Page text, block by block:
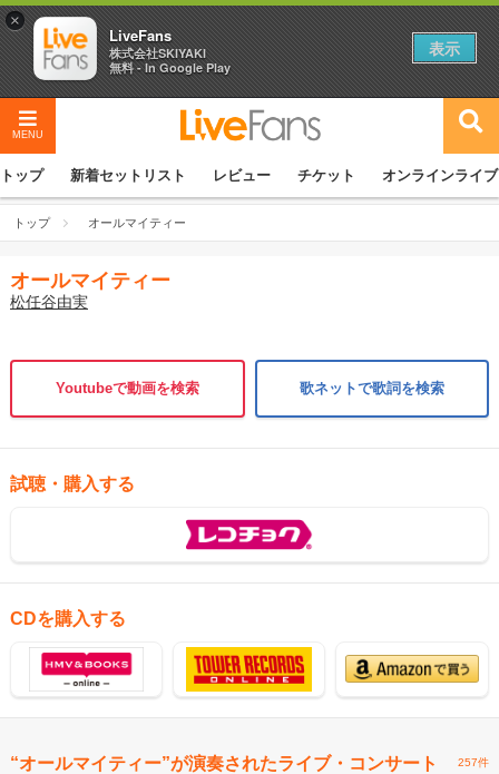
MENU
トップ 新着セットリスト レビュー チケット オンラインライブ
トップ オールマイティー
オールマイティー
松任谷由実
Youtubeで動画を検索 歌ネットで歌詞を検索
試聴・購入する
CDを購入する
“オールマイティー”が演奏されたライブ・コンサート 257件
×
LiveFans
株式会社SKIYAKI
無料 - In Google Play
表示